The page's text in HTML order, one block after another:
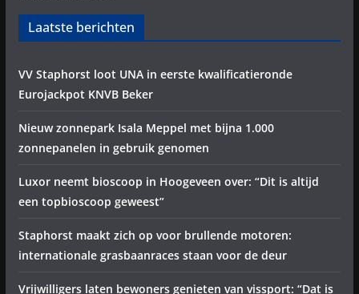
Laatste berichten
VV Staphorst loot UNA in eerste kwalificatieronde
Eurojackpot KNVB Beker
Nieuw zonnepark Isala Meppel met bijna 1.000
zonnepanelen in gebruik genomen
Luxor neemt bioscoop in Hoogeveen over: “Dit is altijd
een topbioscoop geweest”
Staphorst maakt zich op voor brullende motoren:
internationale grasbaanraces staan voor de deur
Vrijwilligers laten bewoners genieten van vissport: “Dat is